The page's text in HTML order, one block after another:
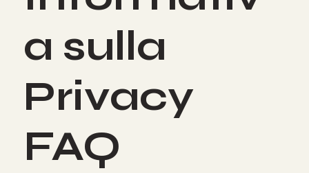
a sulla
Privacy
FAQ